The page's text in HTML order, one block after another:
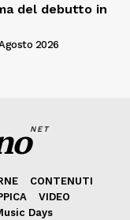
del debutto in
2026
NET
CONTENUTI
VIDEO
Days